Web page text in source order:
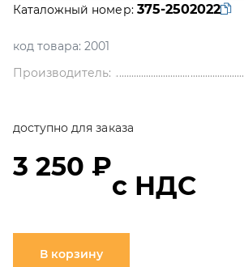
Каталожный номер: 375-2502022
код товара: 2001
Производитель:
доступно для заказа
3 250 ₽
с НДС
В корзину